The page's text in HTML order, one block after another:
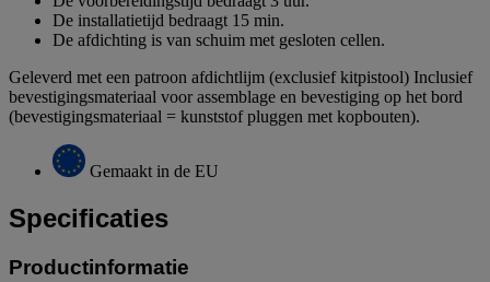
De installatietijd bedraagt 15 min.
De afdichting is van schuim met gesloten cellen.
Geleverd met een patroon afdichtlijm (exclusief kitpistool) Inclusief
bevestigingsmateriaal voor assemblage en bevestiging op het bord
(bevestigingsmateriaal = kunststof pluggen met kopbouten).
Gemaakt in de EU
Specificaties
Productinformatie